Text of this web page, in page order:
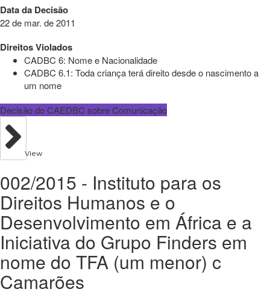
Data da Decisão
22 de mar. de 2011
Direitos Violados
CADBC 6: Nome e Nacionalidade
CADBC 6.1: Toda criança terá direito desde o nascimento a
um nome
Decisão do CAEDBC sobre Comunicação
View
002/2015 - Instituto para os
Direitos Humanos e o
Desenvolvimento em África e a
Iniciativa do Grupo Finders em
nome do TFA (um menor) c
Camarões